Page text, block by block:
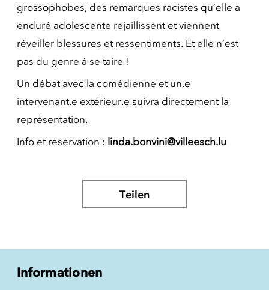
grossophobes, des remarques racistes qu’elle a
enduré adolescente rejaillissent et viennent
réveiller blessures et ressentiments. Et elle n’est
pas du genre à se taire !
Un débat avec la comédienne et un.e
intervenant.e extérieur.e suivra directement la
représentation.
Info et reservation : linda.bonvini@villeesch.lu
Teilen
Informationen